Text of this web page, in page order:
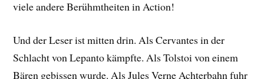
viele andere Berühmtheiten in Action!
Und der Leser ist mitten drin. Als Cervantes in der
Schlacht von Lepanto kämpfte. Als Tolstoi von einem
Bären gebissen wurde. Als Jules Verne Achterbahn fuhr